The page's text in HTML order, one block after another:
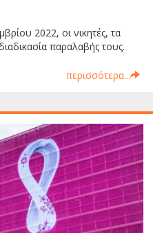
2022, οι νικητές, τα
παραλαβής τους.
περισσότερα...